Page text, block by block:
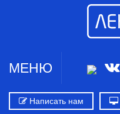
МЕНЮ
Написать нам